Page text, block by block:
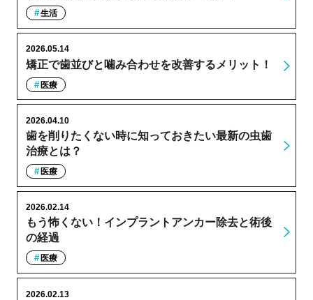
生活
矯正で歯並びと噛み合わせを改善するメリット！
2026.05.14
医療
歯を削りたくない時に知っておきたい最新の虫歯
治療とは？
2026.04.10
医療
もう怖くない！インプラントアンカー除去と術後
の経過
2026.02.14
医療
2026.02.13